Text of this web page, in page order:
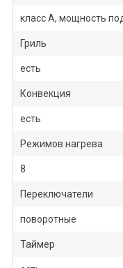
класс А, мощность
Гриль
есть
Конвекция
есть
Режимов нагрева
8
Переключатели
поворотные
Таймер